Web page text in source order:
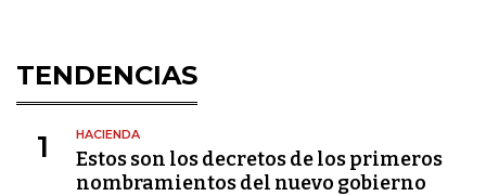
TENDENCIAS
1 HACIENDA
Estos son los decretos de los primeros
nombramientos del nuevo gobierno